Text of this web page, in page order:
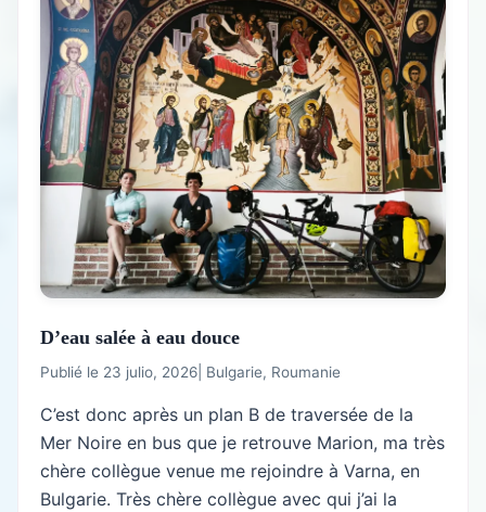
D’eau salée à eau douce
Publié le 23 julio, 2026 Bulgarie, Roumanie
C’est donc après un plan B de traversée de la
Mer Noire en bus que je retrouve Marion, ma très
chère collègue venue me rejoindre à Varna, en
Bulgarie. Très chère collègue avec qui j’ai la